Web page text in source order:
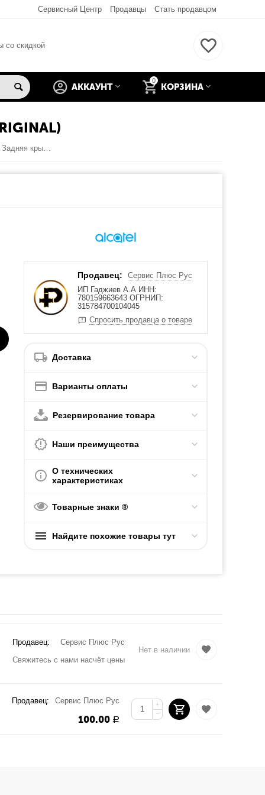
Сервисный Центр Продавцы Стать продавцом
со скидкой
0
КОРЗИНА
АККАУНТ
Alcatel One Touch Pop C1 (4015D) Задняя крышка (Черный) (original)
Продавец:
Сервис Плюс Рус
ИП Гаджиев А.А ИНН:
780159663643 ОГРНИП:
315784700104045
Спросить продавца о товаре
Доставка
Варианты оплаты
Резервирование товара
Наши преимущества
О технических
характеристиках
Товарные знаки ®
Найдите похожие товары тут
Продавец:
Сервис Плюс Рус
Свяжитесь с нами насчёт цены
Нет в наличии
Продавец: Сервис Плюс Рус
100.00 Р
+
−